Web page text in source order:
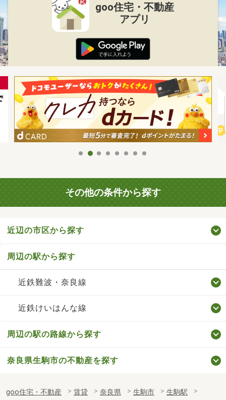
goo住宅・不動産
アプリ
その他の条件から探す
近辺の市区から探す
周辺の駅から探す
近鉄難波・奈良線
近鉄けいはんな線
周辺の駅の路線から探す
奈良県生駒市の不動産を探す
goo住宅・不動産 賃貸 奈良県 生駒市
生駒駅